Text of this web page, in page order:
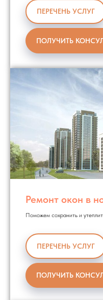
ПЕРЕЧЕНЬ УСЛУГ
ПОЛУЧИТЬ
Ремонт окон в
Поможем сохранить и
ПЕРЕЧЕНЬ УСЛУГ
ПОЛУЧИТЬ